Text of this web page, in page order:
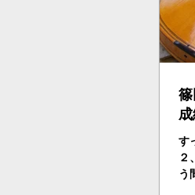
篠
す
２
う